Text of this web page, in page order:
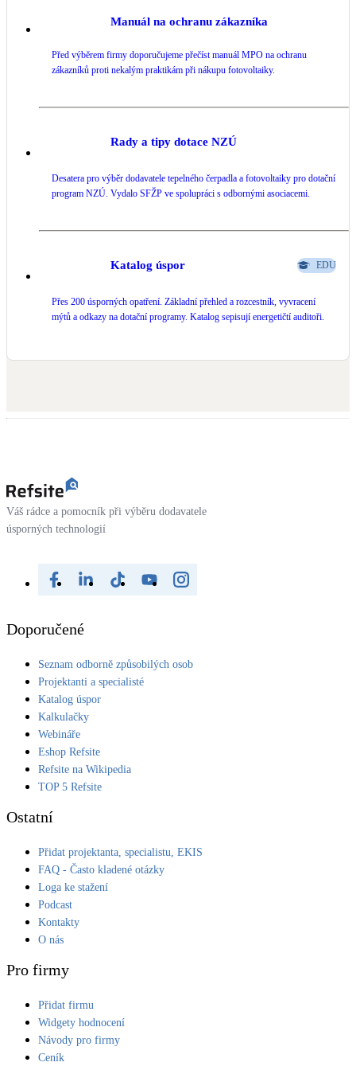
Hlavní zdroje vytápění
Bateriové úložiště
Novostavby
Stínicí technika
Rekuperace tepla odpadní vody
Kamna / krby
Zelená střecha NEW
Vegetační střechy
Větrné elektrárny
Malé i velké turbíny
Manuál na ochranu zákazníka
Před výběrem firmy doporučujeme přečíst manuál MPO na ochranu
zákazníků proti nekalým praktikám při nákupu fotovoltaiky.
Rady a tipy dotace NZÚ
Desatera pro výběr dodavatele tepelného čerpadla a fotovoltaiky pro dotační
program NZÚ. Vydalo SFŽP ve spolupráci s odbornými asociacemi.
Katalog úspor EDU
Přes 200 úsporných opatření. Základní přehled a rozcestník, vyvracení
mýtů a odkazy na dotační programy. Katalog sepisují energetičtí auditoři.
Váš rádce a pomocník při výběru dodavatele
úsporných technologií
Doporučené
Seznam odborně způsobilých osob
Projektanti a specialisté
Katalog úspor
Kalkulačky
Webináře
Eshop Refsite
Refsite na Wikipedia
TOP 5 Refsite
Ostatní
Přidat projektanta, specialistu, EKIS
FAQ - Často kladené otázky
Loga ke stažení
Podcast
Kontakty
O nás
Pro firmy
Přidat firmu
Widgety hodnocení
Návody pro firmy
Ceník